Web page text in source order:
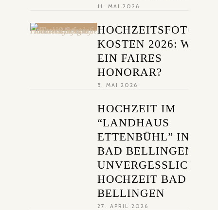
11. MAI 2026
KOSTEN 2026: WAS
EIN FAIRES
HONORAR?
5. MAI 2026
HOCHZEIT IM
“LANDHAUS
ETTENBÜHL” IN
BAD BELLINGEN –
UNVERGESSLICHE
HOCHZEIT BAD
BELLINGEN
27. APRIL 2026